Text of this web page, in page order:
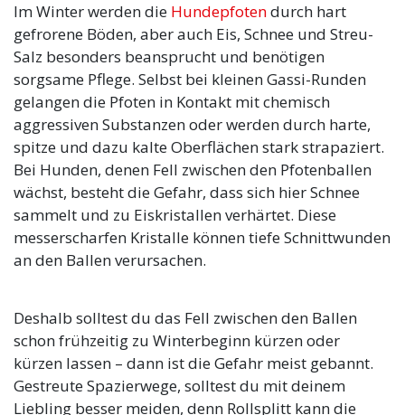
Im Winter werden die Hundepfotendurch hart
gefrorene Böden, aber auch Eis, Schnee und Streu-
Salz besonders beansprucht und benötigen
sorgsame Pflege. Selbst bei kleinen Gassi-Runden
gelangen die Pfoten in Kontakt mit chemisch
aggressiven Substanzen oder werden durch harte,
spitze und dazu kalte Oberflächen stark strapaziert.
Bei Hunden, denen Fell zwischen den Pfotenballen
wächst, besteht die Gefahr, dass sich hier Schnee
sammelt und zu Eiskristallen verhärtet. Diese
messerscharfen Kristalle können tiefe Schnittwunden
an den Ballen verursachen.
Deshalb solltest du das Fell zwischen den Ballen
schon frühzeitig zu Winterbeginn kürzen oder
kürzen lassen – dann ist die Gefahr meist gebannt.
Gestreute Spazierwege, solltest du mit deinem
Liebling besser meiden, denn Rollsplitt kann die